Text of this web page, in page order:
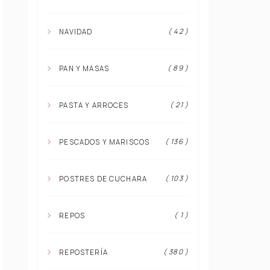
NAVIDAD ( 42 )
PAN Y MASAS ( 89 )
PASTA Y ARROCES ( 21 )
PESCADOS Y MARISCOS ( 136 )
POSTRES DE CUCHARA ( 103 )
REPOS ( 1 )
REPOSTERÍA ( 380 )